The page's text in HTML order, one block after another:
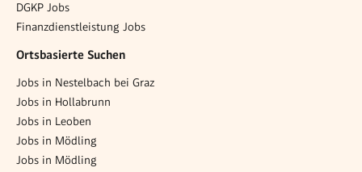
DGKP Jobs
Finanzdienstleistung Jobs
Ortsbasierte Suchen
Jobs in Nestelbach bei Graz
Jobs in Hollabrunn
Jobs in Leoben
Jobs in Mödling
Jobs in Mödling